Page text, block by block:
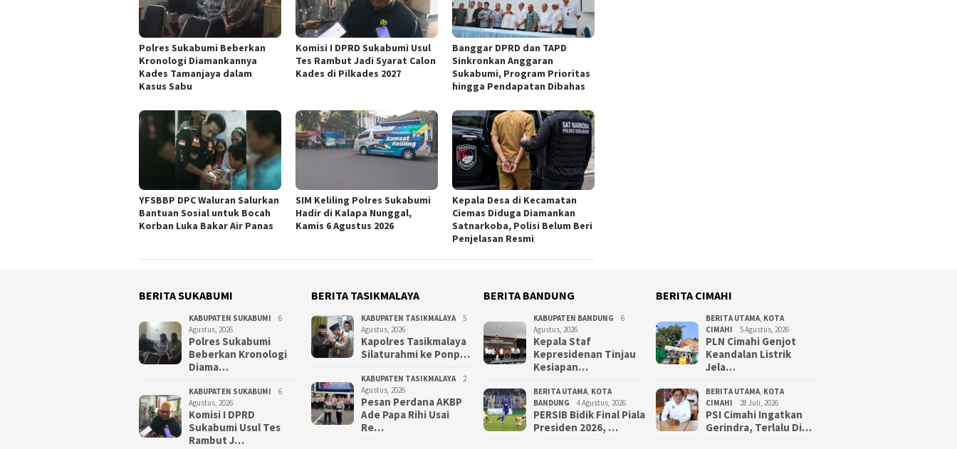
Polres Sukabumi Beberkan
Kronologi Diamankannya
Kades Tamanjaya dalam
Kasus Sabu
Komisi I DPRD Sukabumi Usul
Tes Rambut Jadi Syarat Calon
Kades di Pilkades 2027
Banggar DPRD dan TAPD
Sinkronkan Anggaran
Sukabumi, Program Prioritas
hingga Pendapatan Dibahas
YFSBBP DPC Waluran Salurkan
Bantuan Sosial untuk Bocah
Korban Luka Bakar Air Panas
SIM Keliling Polres Sukabumi
Hadir di Kalapa Nunggal,
Kamis 6 Agustus 2026
Kepala Desa di Kecamatan
Ciemas Diduga Diamankan
Satnarkoba, Polisi Belum Beri
Penjelasan Resmi
BERITA SUKABUMI
KABUPATEN SUKABUMI
6
Agustus, 2026
Polres Sukabumi
Beberkan Kronologi
Diama…
KABUPATEN SUKABUMI
6
Agustus, 2026
Komisi I DPRD
Sukabumi Usul Tes
Rambut J…
BERITA TASIKMALAYA
KABUPATEN TASIKMALAYA
5
Agustus, 2026
Kapolres Tasikmalaya
Silaturahmi ke Ponp…
KABUPATEN TASIKMALAYA
2
Agustus, 2026
Pesan Perdana AKBP
Ade Papa Rihi Usai
Re…
BERITA BANDUNG
KABUPATEN BANDUNG
6
Agustus, 2026
Kepala Staf
Kepresidenan Tinjau
Kesiapan…
BERITA UTAMA KOTA
BANDUNG
4 Agustus, 2026
PERSIB Bidik Final Piala
Presiden 2026, …
BERITA CIMAHI
BERITA UTAMA KOTA
CIMAHI
5 Agustus, 2026
PLN Cimahi Genjot
Keandalan Listrik
Jela…
BERITA UTAMA KOTA
CIMAHI
28 Juli, 2026
PSI Cimahi Ingatkan
Gerindra, Terlalu Di…